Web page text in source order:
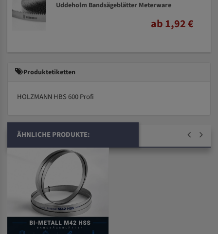
Uddeholm Bandsägeblätter Meterware
ab 1,92 €
Produktetiketten
HOLZMANN HBS 600 Profi
ÄHNLICHE PRODUKTE: